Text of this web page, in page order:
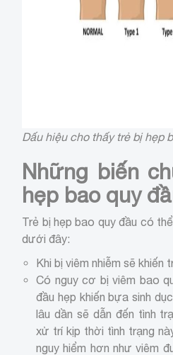
Dấu hiệu cho thấy trẻ bị hẹp
Những biến
hẹp bao quy
Trẻ bị hẹp bao quy đầu có
dưới đây:
Khi bị viêm nhiễm sẽ khiến
Có nguy cơ bị viêm bao
đầu hẹp khiến bựa sinh
lâu dần sẽ dẫn đến tình
xử trí kịp thời tình trạng
nguy hiểm hơn như viêm